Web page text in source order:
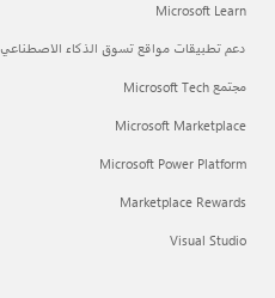
Microsoft Learn
دعم تطبيقات مواقع تسوق الذكاء الاصطناعي
مجتمع Microsoft Tech
Microsoft Marketplace
Microsoft Power Platform
Marketplace Rewards
Visual Studio